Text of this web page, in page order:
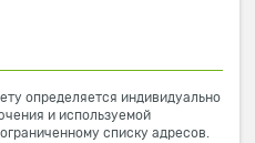
определяется индивидуально
и используемой
списку адресов.